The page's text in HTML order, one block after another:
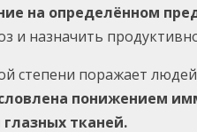
на определённом
и назначить
степени поражает
понижением
тканей.